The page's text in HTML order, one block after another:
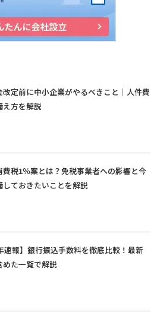
改定前に中小企業がやるべきこと｜人件費
え方を解説
費税1％案とは？免税事業者への影響と今
しておきたいことを解説
速報】銀行振込手数料を徹底比較！最新
めた一覧で解説